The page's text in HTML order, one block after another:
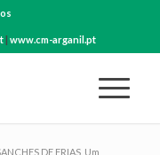
| www.cm-arganil.pt
DE FRIAS, Um